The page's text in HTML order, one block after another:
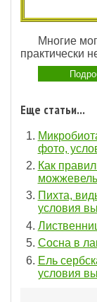
Многие
практически
Еще статьи...
фото,
Как
Пихта,
условия
Сосна в
Ель
условия